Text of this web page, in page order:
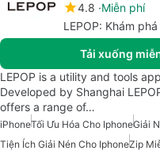
4.8 Miễn phí
LEPOP: Khám
Tải xuống
LEPOP is a utility and tools
Developed by Shanghai
offers a range of…
iPhoneTối Ưu Hóa Cho IphoneGiải
Tiện Ích Giải Nén Cho IphoneZip